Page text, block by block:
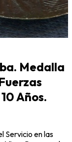
Medalla
Años.
Servicio en las